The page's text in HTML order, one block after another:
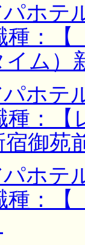
パホ
種：
ム）
パホ
種：
宿御苑
パホ
種：